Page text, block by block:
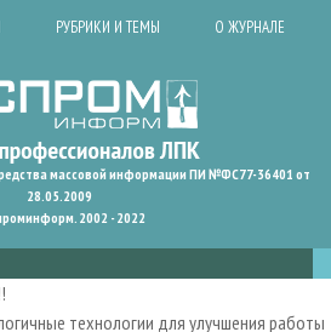
РУБРИКИ И ТЕМЫ О ЖУРНАЛЕ
массовой информации ПИ №ФС77-36401 от
28.05.2009
2002 - 2022
технологии для улучшения работы